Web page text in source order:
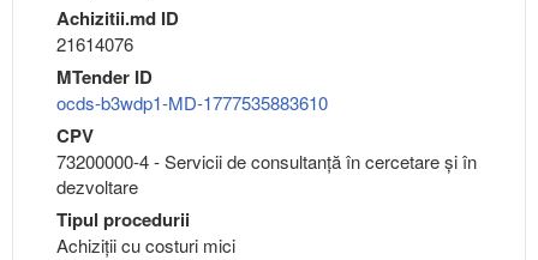
Achizitii.md ID
21614076
MTender ID
ocds-b3wdp1-MD-1777535883610
CPV
73200000-4 - Servicii de consultanţă în cercetare şi în
dezvoltare
Tipul procedurii
Achiziții cu costuri mici